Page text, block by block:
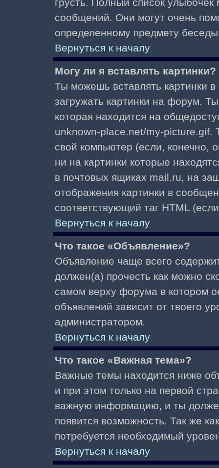
сообщений. Они могут очень
определенному предмету
Вернуться к началу
Могу ли я вставлять картинки?
Ты можешь вставлять картинки
загружать картинки на форум.
которая находится на
unknown-place.net/my-picture.gif.
свой компьютер (если, конечно,
ни на картинки которые
в почтовых ящиках mail.ru, на
отображения картинки в
соответствующий таг HTML
Вернуться к началу
Что такое «Объявление»?
Объявление чаще всего
должен(а) прочесть как можно
самом верху форума в котором
объявлений зависит от твоего
администратором.
Вернуться к началу
Что такое «Важная тема»?
Важные темы находится ниже
и при этом только на первой
важную информацию, и ты
появится возможность. Так же
потребуется необходимый
Вернуться к началу